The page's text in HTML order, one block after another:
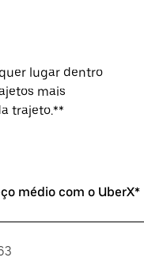
lugar dentro
mais
trajeto.**
médio com o UberX*